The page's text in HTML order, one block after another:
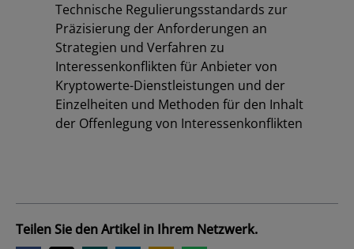
Technische Regulierungsstandards zur
Präzisierung der Anforderungen an
Strategien und Verfahren zu
Interessenkonflikten für Anbieter von
Kryptowerte-Dienstleistungen und der
Einzelheiten und Methoden für den Inhalt
der Offenlegung von Interessenkonflikten
Teilen Sie den Artikel in Ihrem Netzwerk.